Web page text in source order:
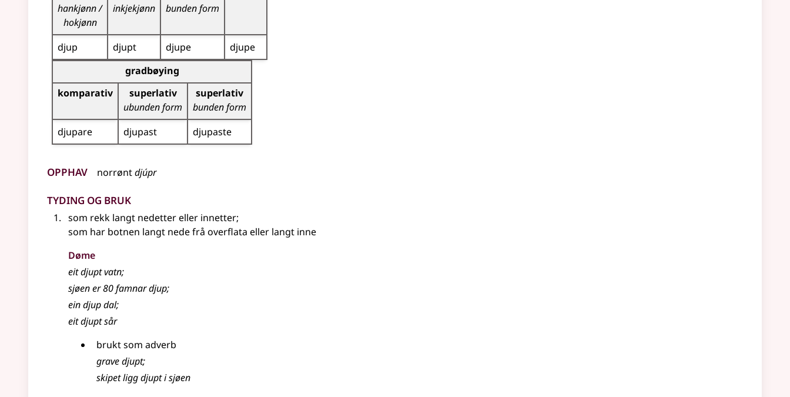
hankjønn /
hokjønn
inkjekjønn bunden form
djup djupt djupe
djupe
Bøyningstabell for dette adjektivet (gradbøyning)
gradbøying
komparativ
superlativ
ubunden form
superlativ
bunden form
djupare
djupast djupaste
Opphav norrøntdjúpr
Tyding og bruk
som rekk langt nedettereller innetter;
som har botnen langt nede frå overflata eller langt inne
Døme
eit djupt vatn;
sjøen er 80 famnar djup;
ein djup dal;
eit djupt sår
brukt som adverb
grave djupt;
skipet ligg djupt i sjøen